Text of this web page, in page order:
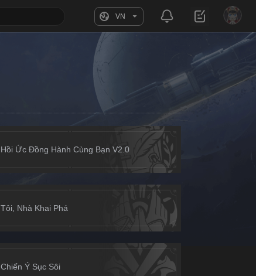
VN
Hồi Ức Đồng Hành Cùng Bạn V2.0
Tôi, Nhà Khai Phá
Chiến Ý Sục Sôi